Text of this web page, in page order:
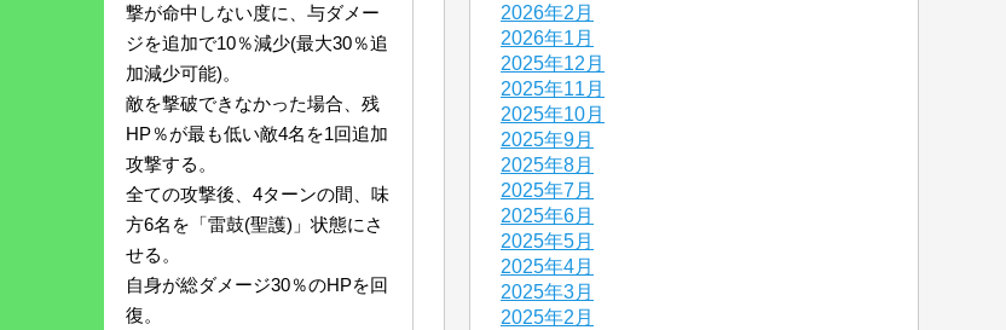
撃が命中しない度に、与ダメー
ジを追加で10％減少(最大30％追
加減少可能)。
敵を撃破できなかった場合、残
HP％が最も低い敵4名を1回追加
攻撃する。
全ての攻撃後、4ターンの間、味
方6名を「雷鼓(聖護)」状態にさ
せる。
自身が総ダメージ30％のHPを回
復。
2026年2月
2026年1月
2025年12月
2025年11月
2025年10月
2025年9月
2025年8月
2025年7月
2025年6月
2025年5月
2025年4月
2025年3月
2025年2月